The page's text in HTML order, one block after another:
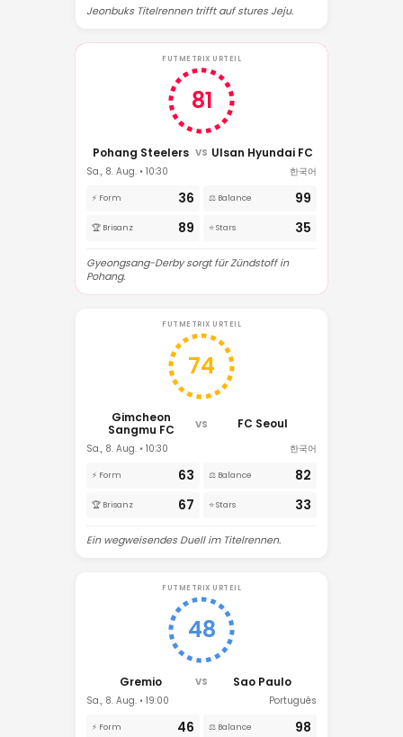
Jeonbuks Titelrennen trifft auf stures Jeju.
FUTMETRIX URTEIL
81
Pohang Steelers VS Ulsan Hyundai FC
Sa., 8. Aug. • 10:30 한국어
⚡ Form 36 ⚖️ Balance 99
🏆 Brisanz 89 ⭐ Stars 35
Gyeongsang-Derby sorgt für Zündstoff in
Pohang.
FUTMETRIX URTEIL
74
Gimcheon
Sangmu FC
VS FC Seoul
Sa., 8. Aug. • 10:30 한국어
⚡ Form 63 ⚖️ Balance 82
🏆 Brisanz 67 ⭐ Stars 33
Ein wegweisendes Duell im Titelrennen.
FUTMETRIX URTEIL
48
Gremio VS Sao Paulo
Sa., 8. Aug. • 19:00 Português
⚡ Form 46 ⚖️ Balance 98